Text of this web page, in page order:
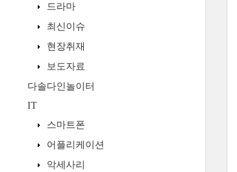
드라마
최신이슈
현장취재
보도자료
다솔다인놀이터
IT
스마트폰
어플리케이션
악세사리